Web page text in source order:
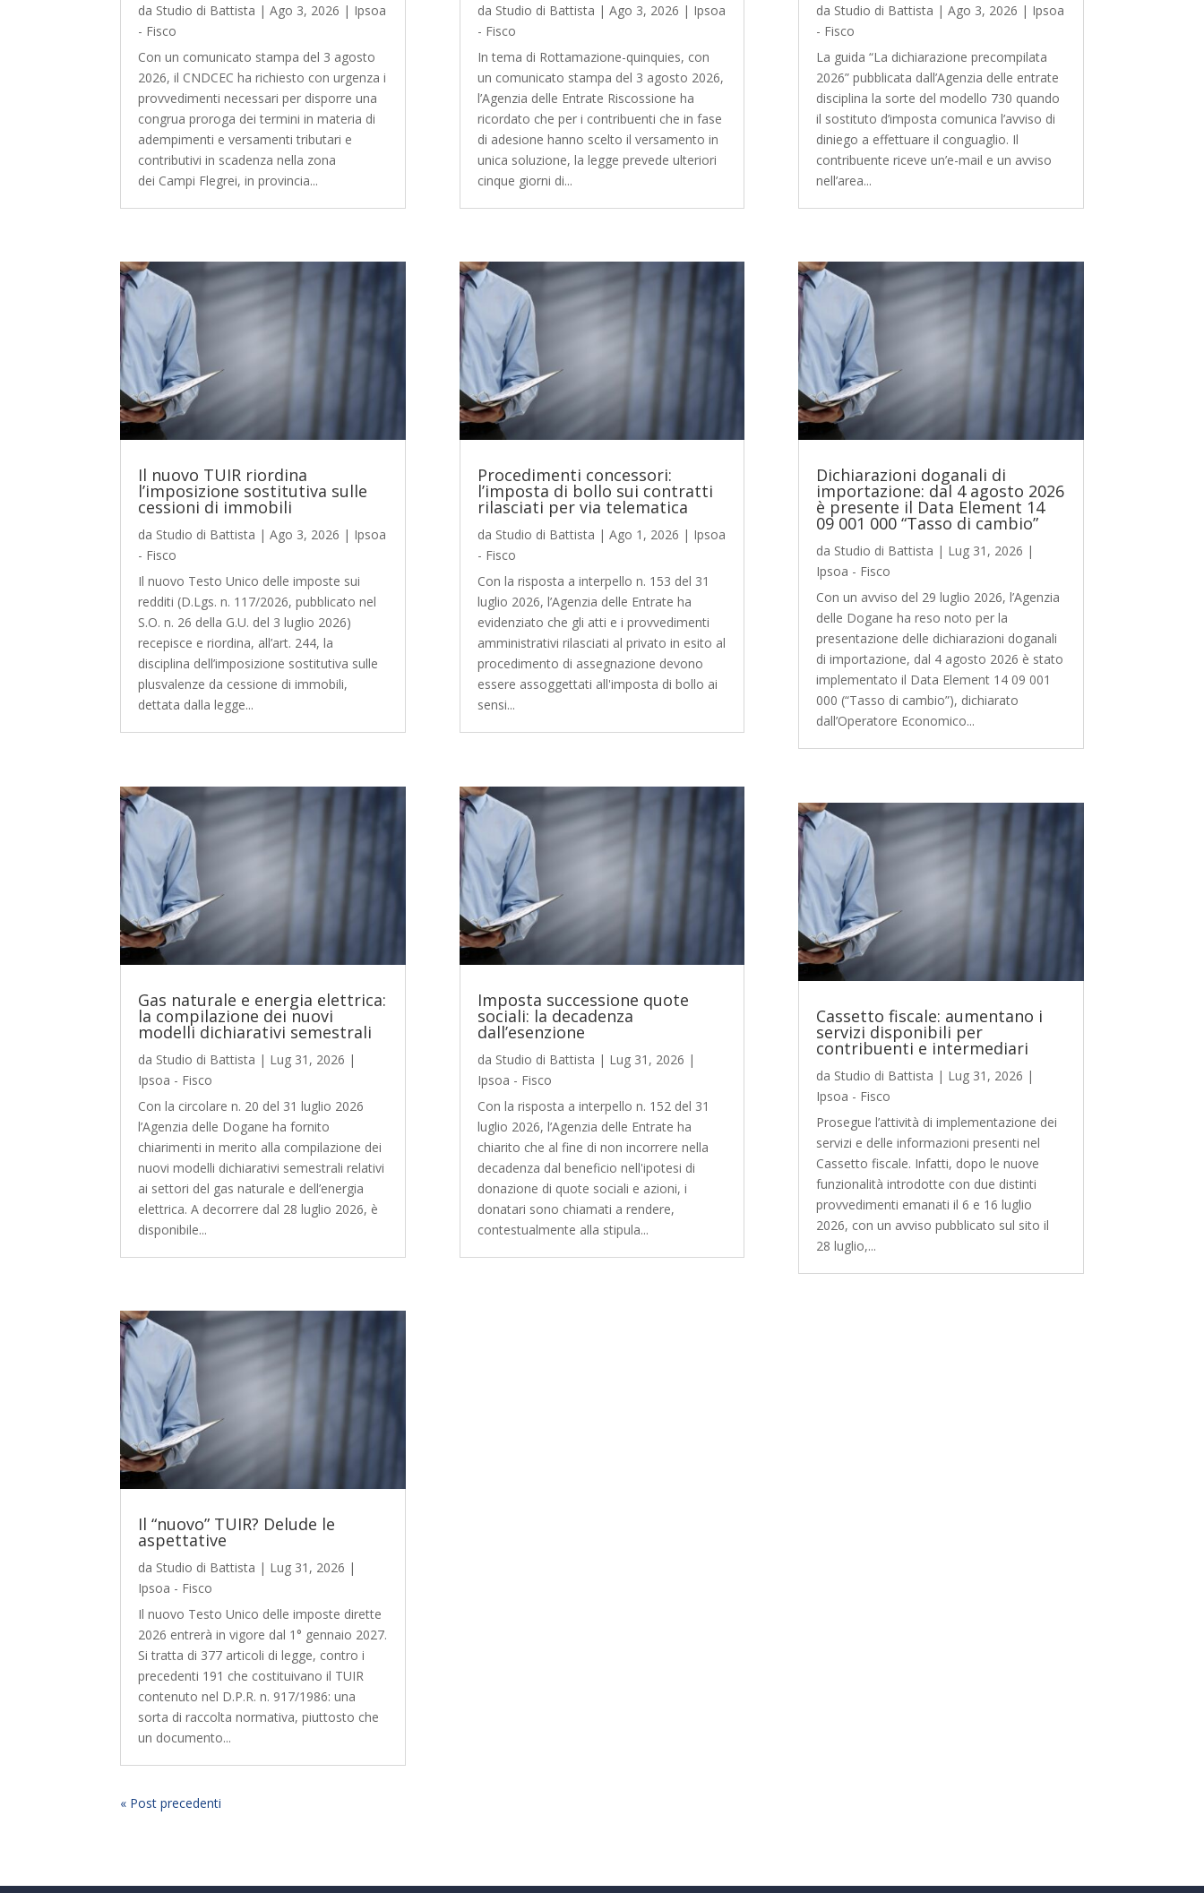
da Studio di Battista |Ago 3, 2026 | Ipsoa
- Fisco
Con un comunicato stampa del 3 agosto
2026, il CNDCEC ha richiesto con urgenza i
provvedimenti necessari per disporre una
congrua proroga dei termini in materia di
adempimenti e versamenti tributari e
contributivi in scadenza nella zona
dei Campi Flegrei, in provincia...
Il nuovo TUIR riordina
l’imposizione sostitutiva sulle
cessioni di immobili
da Studio di Battista |Ago 3, 2026 | Ipsoa
- Fisco
Il nuovo Testo Unico delle imposte sui
redditi (D.Lgs. n. 117/2026, pubblicato nel
S.O. n. 26 della G.U. del 3 luglio 2026)
recepisce e riordina, all’art. 244, la
disciplina dell’imposizione sostitutiva sulle
plusvalenze da cessione di immobili,
dettata dalla legge...
Gas naturale e energia elettrica:
la compilazione dei nuovi
modelli dichiarativi semestrali
da Studio di Battista | Lug 31, 2026 |
Ipsoa - Fisco
Con la circolare n. 20 del 31 luglio 2026
l’Agenzia delle Dogane ha fornito
chiarimenti in merito alla compilazione dei
nuovi modelli dichiarativi semestrali relativi
ai settori del gas naturale e dell’energia
elettrica. A decorrere dal 28 luglio 2026, è
disponibile...
Il “nuovo” TUIR? Delude le
aspettative
da Studio di Battista | Lug 31, 2026 |
Ipsoa - Fisco
Il nuovo Testo Unico delle imposte dirette
2026 entrerà in vigore dal 1° gennaio 2027.
Si tratta di 377 articoli di legge, contro i
precedenti 191 che costituivano il TUIR
contenuto nel D.P.R. n. 917/1986: una
sorta di raccolta normativa, piuttosto che
un documento...
da Studio di Battista | Ago 3, 2026 | Ipsoa
- Fisco
In tema di Rottamazione-quinquies, con
un comunicato stampa del 3 agosto 2026,
l’Agenzia delle Entrate Riscossione ha
ricordato che per i contribuenti che in fase
di adesione hanno scelto il versamento in
unica soluzione, la legge prevede ulteriori
cinque giorni di...
Procedimenti concessori:
l’imposta di bollo sui contratti
rilasciati per via telematica
da Studio di Battista | Ago 1, 2026 | Ipsoa
- Fisco
Con la risposta a interpello n. 153 del 31
luglio 2026, l’Agenzia delle Entrate ha
evidenziato che gli atti e i provvedimenti
amministrativi rilasciati al privato in esito al
procedimento di assegnazione devono
essere assoggettati all'imposta di bollo ai
sensi...
Imposta successione quote
sociali: la decadenza
dall’esenzione
da Studio di Battista | Lug 31, 2026 |
Ipsoa - Fisco
Con la risposta a interpello n. 152 del 31
luglio 2026, l’Agenzia delle Entrate ha
chiarito che al fine di non incorrere nella
decadenza dal beneficio nell'ipotesi di
donazione di quote sociali e azioni, i
donatari sono chiamati a rendere,
contestualmente alla stipula...
da Studio di Battista | Ago 3, 2026 | Ipsoa
- Fisco
La guida “La dichiarazione precompilata
2026” pubblicata dall’Agenzia delle entrate
disciplina la sorte del modello 730 quando
il sostituto d’imposta comunica l’avviso di
diniego a effettuare il conguaglio. Il
contribuente riceve un’e-mail e un avviso
nell’area...
Dichiarazioni doganali di
importazione: dal 4 agosto 2026
è presente il Data Element 14
09 001 000 “Tasso di cambio”
da Studio di Battista | Lug 31, 2026 |
Ipsoa - Fisco
Con un avviso del 29 luglio 2026, l’Agenzia
delle Dogane ha reso noto per la
presentazione delle dichiarazioni doganali
di importazione, dal 4 agosto 2026 è stato
implementato il Data Element 14 09 001
000 (“Tasso di cambio”), dichiarato
dall’Operatore Economico...
Cassetto fiscale: aumentano i
servizi disponibili per
contribuenti e intermediari
da Studio di Battista | Lug 31, 2026 |
Ipsoa - Fisco
Prosegue l’attività di implementazione dei
servizi e delle informazioni presenti nel
Cassetto fiscale. Infatti, dopo le nuove
funzionalità introdotte con due distinti
provvedimenti emanati il 6 e 16 luglio
2026, con un avviso pubblicato sul sito il
28 luglio,...
« Post precedenti